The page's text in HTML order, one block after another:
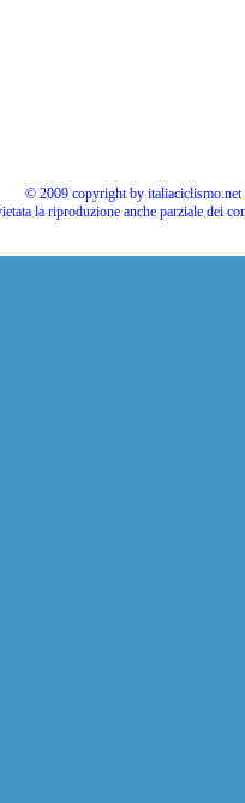
© 2009 copyright by
la riproduzione anche parziale dei